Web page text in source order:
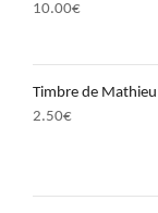
10.00€
Timbre de Mathieu
2.50€